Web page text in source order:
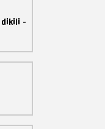
dikili -